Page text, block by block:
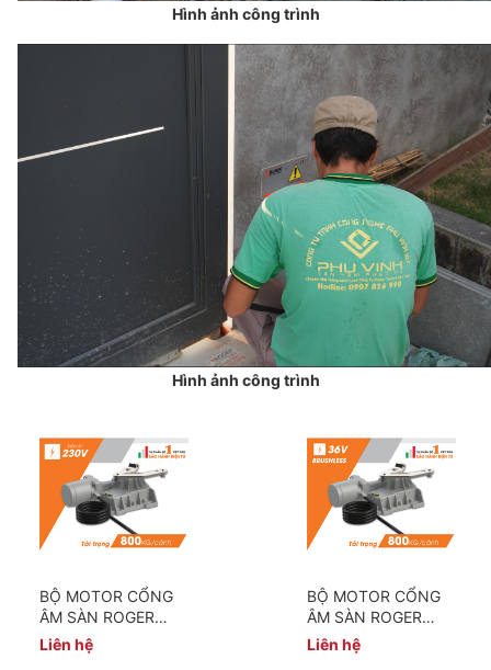
Hình ảnh công trình
Hình ảnh công trình
BỘ MOTOR CỔNG
ÂM SÀN ROGER
R21-351 | 230V |
800 KG
Liên hệ
BỘ MOTOR CỔNG
ÂM SÀN ROGER
BR21-351 | 24-36V
| 800 KG
Liên hệ